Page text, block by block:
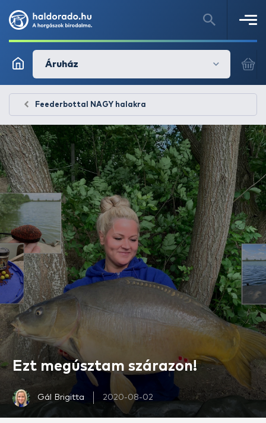
Áruház
Feederbottal NAGY halakra
Ezt megúsztam szárazon!
Gál Brigitta 2020-08-02